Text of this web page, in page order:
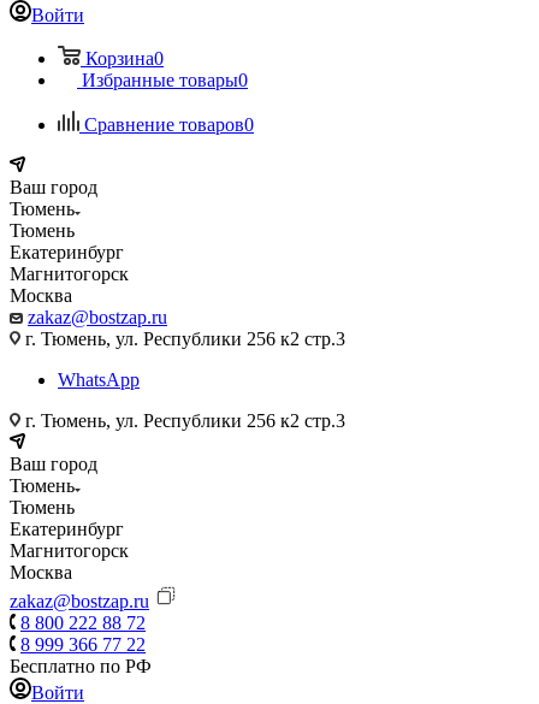
Войти
Корзина0
Избранные товары0
Сравнение товаров0
Ваш город
Тюмень
Тюмень
Екатеринбург
Магнитогорск
Москва
zakaz@bostzap.ru
г. Тюмень, ул. Республики 256 к2 стр.3
WhatsApp
г. Тюмень, ул. Республики 256 к2 стр.3
Ваш город
Тюмень
Тюмень
Екатеринбург
Магнитогорск
Москва
zakaz@bostzap.ru
8 800 222 88 72
8 999 366 77 22
Бесплатно по РФ
Войти